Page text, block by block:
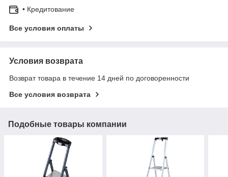
• Кредитование
Все условия оплаты
Условия возврата
Возврат товара в течение 14 дней по договоренности
Все условия возврата
Подобные товары компании